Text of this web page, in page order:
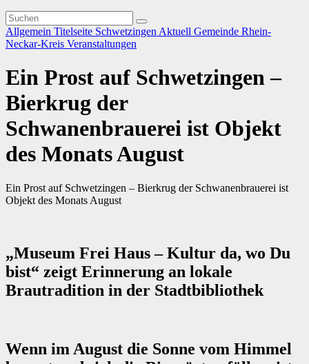
Allgemein Titelseite Schwetzingen Aktuell Gemeinde Rhein-
Neckar-Kreis Veranstaltungen
Ein Prost auf Schwetzingen –
Bierkrug der
Schwanenbrauerei ist Objekt
des Monats August
Ein Prost auf Schwetzingen – Bierkrug der Schwanenbrauerei ist
Objekt des Monats August
„Museum Frei Haus – Kultur da, wo Du
bist“ zeigt Erinnerung an lokale
Brautradition in der Stadtbibliothek
Wenn im August die Sonne vom Himmel